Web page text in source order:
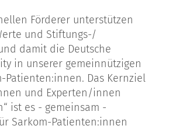
Förderer unterstützen
und Stiftungs-/
damit die Deutsche
in unserer gemeinnützigen
Patienten:innen. Das Kernziel
und Experten/innen
ist es - gemeinsam -
Sarkom-Patienten:innen